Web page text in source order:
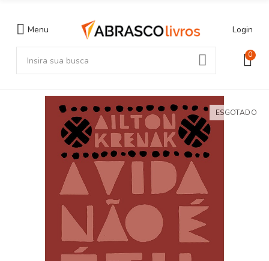
Menu Login
0
ESGOTADO